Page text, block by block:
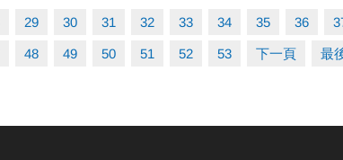
29 30 31 32 33 34 35 36
48 49 50 51 52 53 下一頁 最